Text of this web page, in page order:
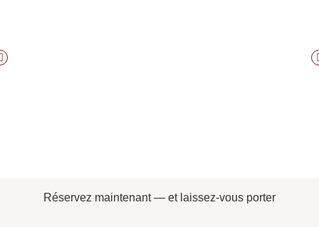
Réservez maintenant — et laissez-vous porter